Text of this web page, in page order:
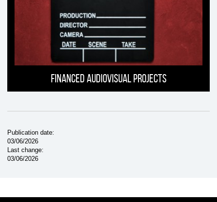
Financed Audiovisual projects
Publication date
03/06/2026
Last change
03/06/2026